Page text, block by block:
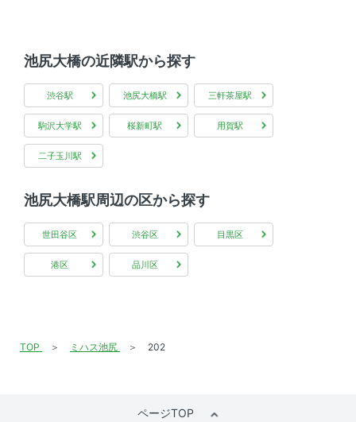
取引態様 一般
情報更新日
池尻大橋の近隣駅から探す
渋谷駅 池尻大橋駅 三軒茶屋駅
駒沢大学駅 桜新町駅 用賀駅
二子玉川駅
池尻大橋駅周辺の区から探す
世田谷区 渋谷区 目黒区
港区 品川区
TOP ミハス池尻 202
ページTOP